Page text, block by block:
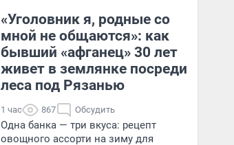
редактора 63.RU
«Уголовник я, родные со
мной не общаются»: как
бывший «афганец» 30 лет
живет в землянке посреди
леса под Рязанью
1 час 867 Обсудить
Одна банка — три вкуса: рецепт
овощного ассорти на зиму для